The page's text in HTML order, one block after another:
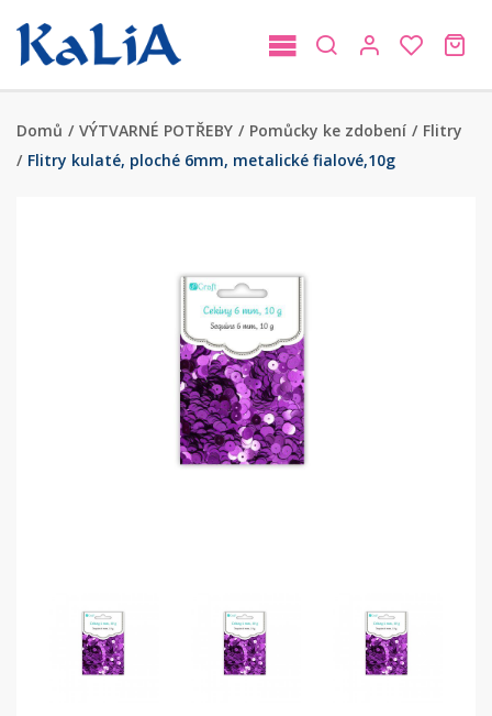
Domů / VÝTVARNÉ POTŘEBY / Pomůcky ke zdobení / Flitry
/ Flitry kulaté, ploché 6mm, metalické fialové,10g